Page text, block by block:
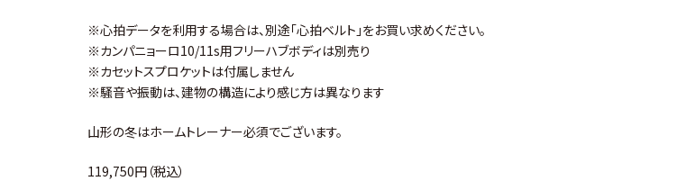
※心拍データを利用する場合は、別途「心拍ベルト」をお買い求めください。
※カンパニョーロ10/11s用フリーハブボディは別売り
※カセットスプロケットは付属しません
※騒音や振動は、建物の構造により感じ方は異なります
山形の冬はホームトレーナー必須でございます。
119,750円（税込）